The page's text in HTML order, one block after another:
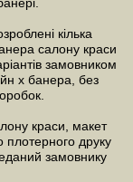
кілька
салону краси
замовником
х банера, без
краси, макет
друку
замовнику